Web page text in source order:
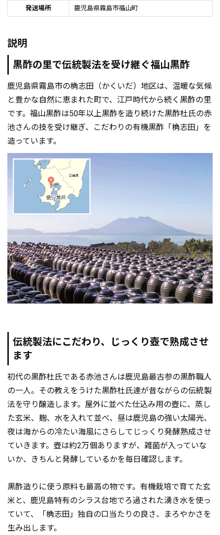
発送場所 鹿児島県霧島市福山町
説明
黒酢の里で伝統製法を受け継ぐ福山黒酢
鹿児島県霧島市の桷志田（かくいだ）地区は、温暖な気候
と豊かな自然に恵まれた町で、江戸時代から続く黒酢の里
です。福山黒酢は50年以上黒酢を造り続けた黒酢杜氏の赤
池さんの技を受け継ぎ、こだわりの有機黒酢「桷志田」を
造っています。
伝統製法にこだわり、じっくり壺で熟成させ
ます
初代の黒酢杜氏である赤池さんは鹿児島最古参の黒酢職人
の一人。その教えをうけた黒酢杜氏達が昔ながらの伝統製
法を守り醸造します。屋外に並べた仕込み用の壺に、蒸し
た玄米、麹、水を入れて並べ、昼は鹿児島の強い太陽光、
夜は海からの冷たい海風にさらしてじっくり発酵熟成させ
ていきます。壺は約2万個ありますが、雑菌が入っていな
いか、きちんと発酵しているかを毎日確認します。
黒酢造りに使う原料も最高の物です。有機栽培で育てた玄
米と、鹿児島特有のシラス台地でろ過された湧き水を使っ
ていて、「桷志田」独自の口当たりの良さ、まろやかさを
生み出します。